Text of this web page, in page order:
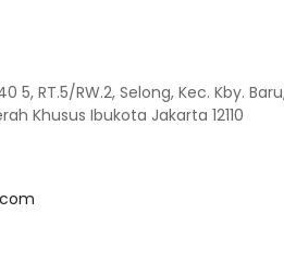
5, RT.5/RW.2, Selong, Kec. Kby.
Khusus Ibukota Jakarta 12110